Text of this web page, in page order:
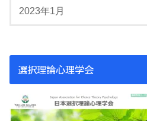
選択理論心理学会